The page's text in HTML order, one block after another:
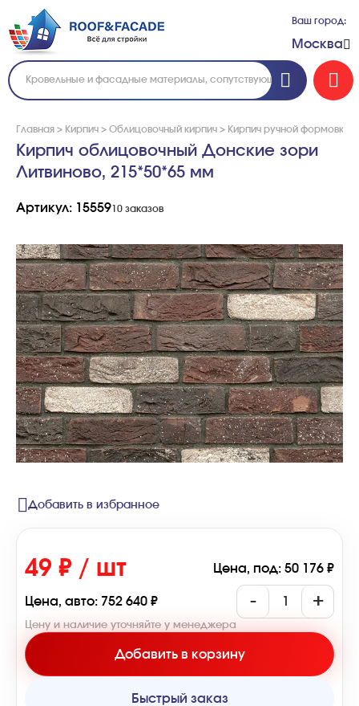
Ваш город:
Москва
Главная > Кирпич > Облицовочный кирпич > Кирпич ручной формовки
Кирпич облицовочный Донские зори
Литвиново, 215*50*65 мм
Артикул: 1555910 заказов
Добавить в избранное
49 ₽ / шт Цена, под: 50 176 ₽
Цена, авто: 752 640 ₽ - +
Цену и наличие уточняйте у менеджера
Добавить в корзину
Быстрый заказ